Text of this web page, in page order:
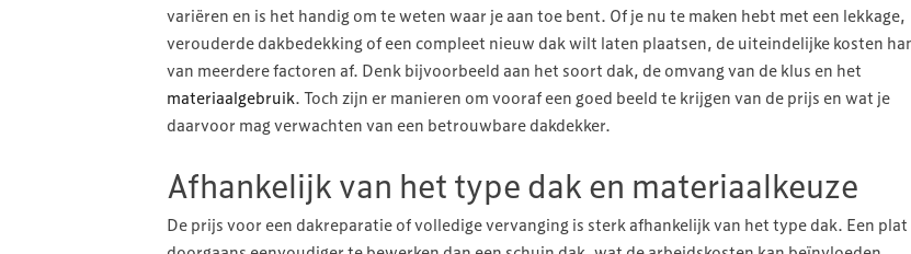
variëren en is het handig om te weten waar je aan toe bent. Of je nu te maken hebt met een lekkage,
verouderde dakbedekking of een compleet nieuw dak wilt laten plaatsen, de uiteindelijke kosten
van meerdere factoren af. Denk bijvoorbeeld aan het soort dak, de omvang van de klus en het
materiaalgebruik. Toch zijn er manieren om vooraf een goed beeld te krijgen van de prijs en wat je
daarvoor mag verwachten van een betrouwbare dakdekker.
Afhankelijk van het type dak en materiaalkeuze
De prijs voor een dakreparatie of volledige vervanging is sterk afhankelijk van het type dak. Een plat